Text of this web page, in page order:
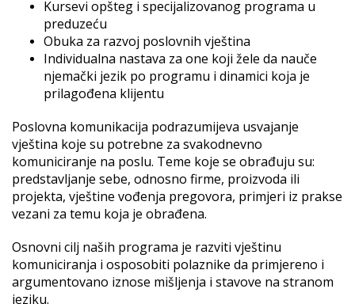
Kursevi opšteg i specijalizovanog programa u
preduzeću
Obuka za razvoj poslovnih vještina
Individualna nastava za one koji žele da nauče
njemački jezik po programu i dinamici koja je
prilagođena klijentu
Poslovna komunikacija podrazumijeva usvajanje
vještina koje su potrebne za svakodnevno
komuniciranje na poslu. Teme koje se obrađuju su:
predstavljanje sebe, odnosno firme, proizvoda ili
projekta, vještine vođenja pregovora, primjeri iz prakse
vezani za temu koja je obrađena.
Osnovni cilj naših programa je razviti vještinu
komuniciranja i osposobiti polaznike da primjereno i
argumentovano iznose mišljenja i stavove na stranom
jeziku.